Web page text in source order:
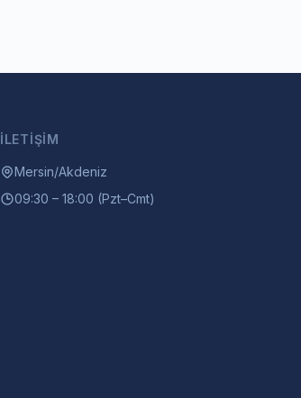
İLETIŞIM
Mersin/Akdeniz
09:30 – 18:00 (Pzt–Cmt)